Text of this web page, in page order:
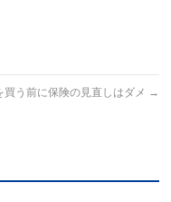
買う前に保険の見直しはダメ →